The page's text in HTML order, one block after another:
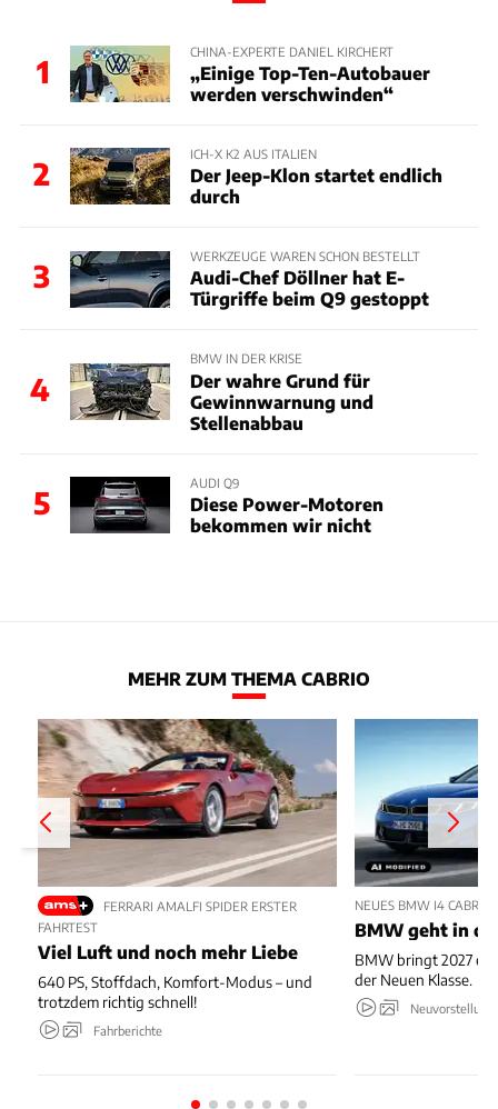
1
CHINA-EXPERTE DANIEL KIRCHERT
„Einige Top-Ten-Autobauer
werden verschwinden“
2
ICH-X K2 AUS ITALIEN
Der Jeep-Klon startet endlich
durch
3
WERKZEUGE WAREN SCHON BESTELLT
Audi-Chef Döllner hat E-
Türgriffe beim Q9 gestoppt
4
BMW IN DER KRISE
Der wahre Grund für
Gewinnwarnung und
Stellenabbau
5
AUDI Q9
Diese Power-Motoren
bekommen wir nicht
MEHR ZUM THEMA CABRIO
FERRARI AMALFI SPIDER ERSTER
FAHRTEST
Viel Luft und noch mehr Liebe
640 PS, Stoffdach, Komfort-Modus – und
trotzdem richtig schnell!
Fahrberichte
NEUES BMW I4 CABRIO
BMW geht in
BMW bringt 2027
der Neuen Klasse.